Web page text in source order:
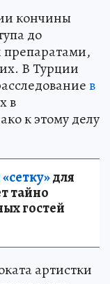
кончины
до
В Турции
в
в
к этому делу
для
тайно
гостей
артистки